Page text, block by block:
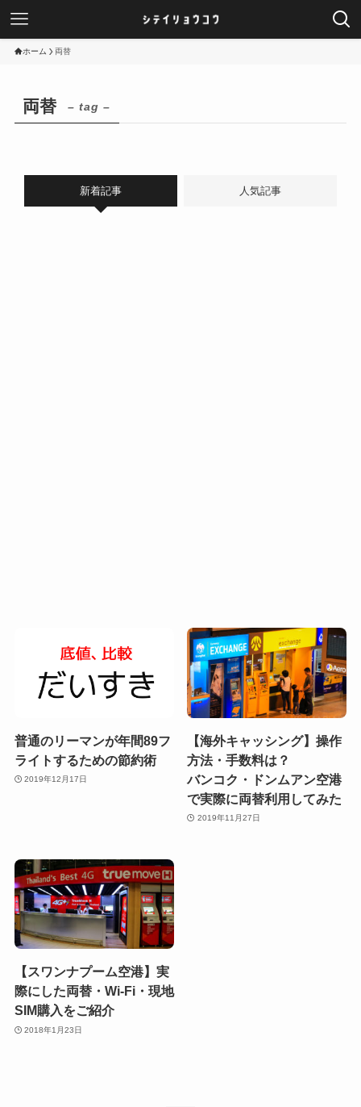
ホーム 両替
両替 – tag –
新着記事 人気記事
普通のリーマンが年間89フ
ライトするための節約術
2019年12月17日
【海外キャッシング】操作
方法・手数料は？
バンコク・ドンムアン空港
で実際に両替利用してみた
2019年11月27日
【スワンナプーム空港】実
際にした両替・Wi-Fi・現地
SIM購入をご紹介
2018年1月23日